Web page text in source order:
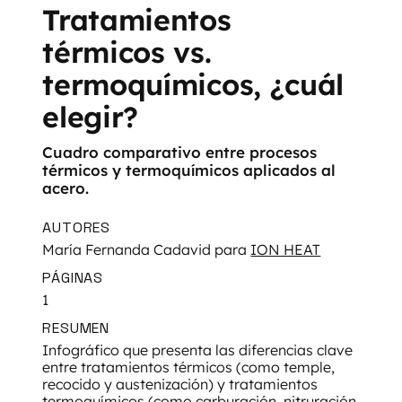
Tratamientos
térmicos vs.
termoquímicos, ¿cuál
elegir?
Cuadro comparativo entre procesos
térmicos y termoquímicos aplicados al
acero.
AUTORES
María Fernanda Cadavid para ION HEAT
PÁGINAS
1
RESUMEN
Infográfico que presenta las diferencias clave
entre tratamientos térmicos (como temple,
recocido y austenización) y tratamientos